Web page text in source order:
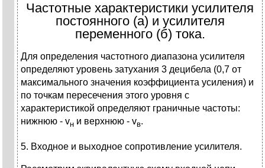
Частотные характеристики усилителя
постоянного (а) и усилителя
переменного (б) тока.
Для определения частотного диапазона усилителя
определяют уровень за­тухания 3 децибела (0,7 от
максимального значения коэффициента усиления) и
по точкам пересечения этого уровня с
характеристикой определяют граничные частоты:
нижнюю - vн и верхнюю - vв.
5. Входное и выходное сопротивление усилителя.